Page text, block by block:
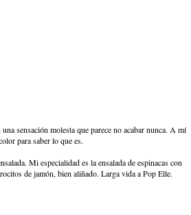
sensación molesta que parece no acabar nunca. A mí
para saber lo que es.
Mi especialidad es la ensalada de espinacas con
de jamón, bien aliñado. Larga vida a Pop Elle.